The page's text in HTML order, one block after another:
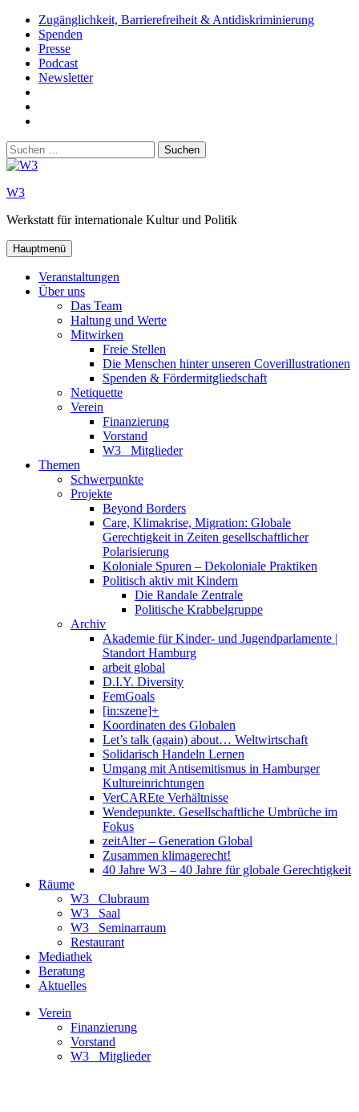
Zum
Inhalt
springen
Zugänglichkeit, Barrierefreiheit & Antidiskriminierung
Spenden
Presse
Podcast
Newsletter
Youtube
Suchen
nach:
W3
Werkstatt für internationale Kultur und Politik
Hauptmenü
Veranstaltungen
Über uns
Das Team
Haltung und Werte
Mitwirken
Freie Stellen
Die Menschen hinter unseren Coverillustrationen
Spenden & Fördermitgliedschaft
Netiquette
Verein
Finanzierung
Vorstand
W3_ Mitglieder
Themen
Schwerpunkte
Projekte
Beyond Borders
Care, Klimakrise, Migration: Globale
Gerechtigkeit in Zeiten gesellschaftlicher
Polarisierung
Koloniale Spuren – Dekoloniale Praktiken
Politisch aktiv mit Kindern
Die Randale Zentrale
Politische Krabbelgruppe
Archiv
Akademie für Kinder- und Jugendparlamente |
Standort Hamburg
arbeit global
D.I.Y. Diversity
FemGoals
[in:szene]+
Koordinaten des Globalen
Let’s talk (again) about… Weltwirtschaft
Solidarisch Handeln Lernen
Umgang mit Antisemitismus in Hamburger
Kultureinrichtungen
VerCAREte Verhältnisse
Wendepunkte. Gesellschaftliche Umbrüche im
Fokus
zeitAlter – Generation Global
Zusammen klimagerecht!
40 Jahre W3 – 40 Jahre für globale Gerechtigkeit
Räume
W3_ Clubraum
W3_ Saal
W3_ Seminarraum
Restaurant
Mediathek
Beratung
Aktuelles
Verein
Finanzierung
Vorstand
W3_ Mitglieder